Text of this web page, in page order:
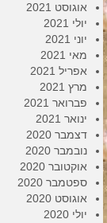
אוגוסט 2021
יולי 2021
יוני 2021
מאי 2021
אפריל 2021
מרץ 2021
פברואר 2021
ינואר 2021
דצמבר 2020
נובמבר 2020
אוקטובר 2020
ספטמבר 2020
אוגוסט 2020
יולי 2020